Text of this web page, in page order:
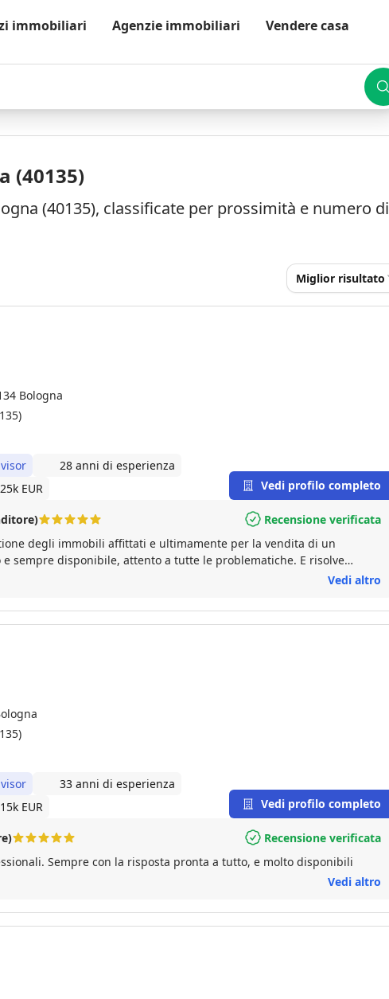
immobiliari Agenzie immobiliari Vendere casa
(40135)
(40135), classificate per prossimità e numero di
Miglior risultato
Bologna
28 anni di esperienza
EUR
Vedi profilo completo
Recensione verificata
degli immobili affittati e ultimamente per la vendita di un
sempre disponibile, attento a tutte le problematiche. E risolve
Vedi altro
33 anni di esperienza
EUR
Vedi profilo completo
Recensione verificata
Competenti, pazienti e professionali. Sempre con la risposta pronta a tutto, e molto disponibili
Vedi altro